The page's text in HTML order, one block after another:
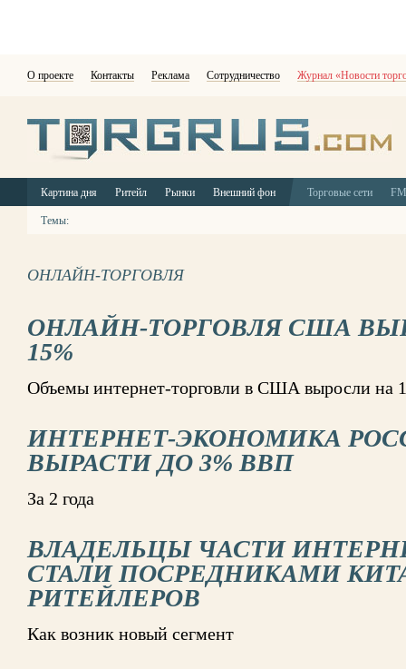
О проекте Контакты Реклама Сотрудничество Журнал «Новости
Картина дня Ритейл Рынки Внешний фон Торговые сети
Темы:
ОНЛАЙН-ТОРГОВЛЯ
ОНЛАЙН-ТОРГОВЛЯ США
15%
Объемы интернет-торговли в США выросли на
ИНТЕРНЕТ-ЭКОНОМИКА
ВЫРАСТИ ДО 3% ВВП
За 2 года
ВЛАДЕЛЬЦЫ ЧАСТИ
СТАЛИ ПОСРЕДНИКАМИ
РИТЕЙЛЕРОВ
Как возник новый сегмент